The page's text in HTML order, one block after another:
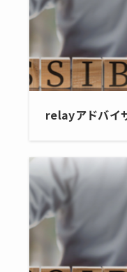
relayアドバイ